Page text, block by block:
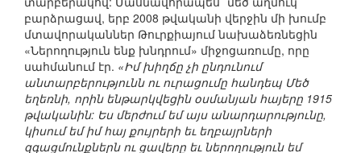
բարձրացավ, երբ 2008 թվականի վերջին մի խումբ
մտավորականներ Թուրքիայում նախաձեռնեցին
«Ներողություն ենք խնդրում» միջոցառումը, որը
սահմանում էր. «Իմ խիղճը չի ընդունում
անտարբերությունն ու ուրացումը հանդեպ Մեծ
եղեռնի, որին ենթարկվեցին օսմանյան հայերը 1915
թվականին: Ես մերժում եմ այս անարդարությունը,
կիսում եմ իմ հայ քույրերի եւ եղբայրների
զգացմունքներն ու ցավերը եւ ներողություն եմ